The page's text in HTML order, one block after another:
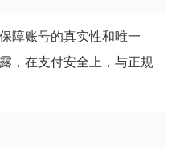
障账号的真实性和唯一
，在支付安全上，与正规